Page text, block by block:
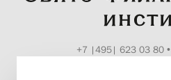
+7 |495| 623 03 80•